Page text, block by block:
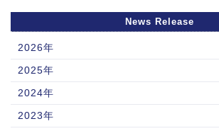
News Release
2026年
2025年
2024年
2023年